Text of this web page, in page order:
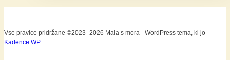
več
Vse pravice pridržane ©2023- 2026 Mala s mora - WordPress tema, ki jo
Kadence WP